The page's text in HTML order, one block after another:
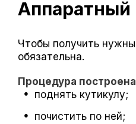
Аппаратный
Чтобы получить
обязательна.
Процедура
поднять кутикулу;
почистить по ней;